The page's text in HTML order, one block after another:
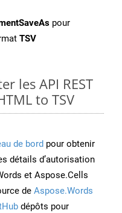
pour
TSV
les API REST
to TSV
de bord pour obtenir
détails d’autorisation
et Aspose.Cells
de Aspose.Words
dépôts pour